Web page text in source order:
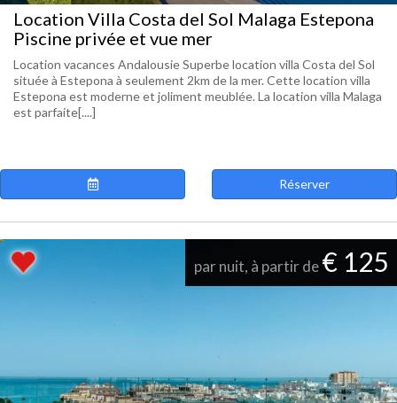
Location Villa Costa del Sol Malaga Estepona
Piscine privée et vue mer
Location vacances Andalousie Superbe location villa Costa del Sol
située à Estepona à seulement 2km de la mer. Cette location villa
Estepona est moderne et joliment meublée. La location villa Malaga
est parfaite[....]
Réserver
par nuit, à partir de€ 125